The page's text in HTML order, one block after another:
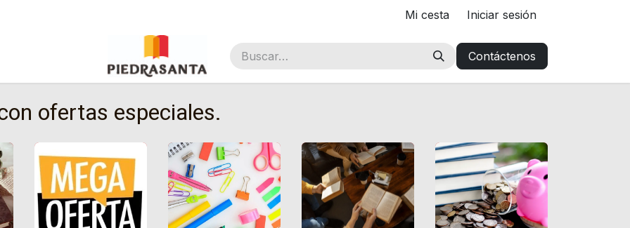
Mi cesta Iniciar sesión
Contáctenos
ofertas especiales.